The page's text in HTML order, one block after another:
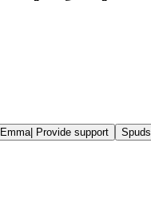
Spuds
Emma| Provide support